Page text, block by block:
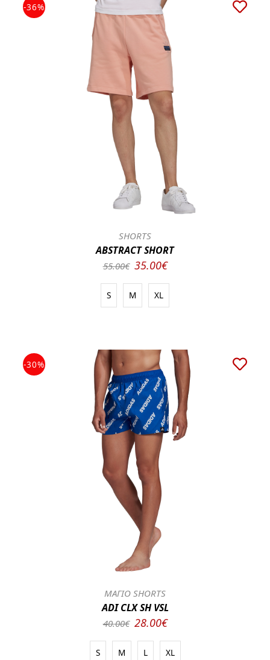
-36%
SHORTS
ABSTRACT SHORT
55.00€ 35.00€
S M XL
-30%
ΜΑΓΙΟ SHORTS
ADI CLX SH VSL
40.00€ 28.00€
S M L XL